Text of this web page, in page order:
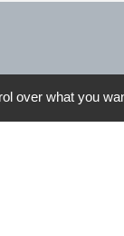
over what you